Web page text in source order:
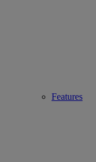
Features